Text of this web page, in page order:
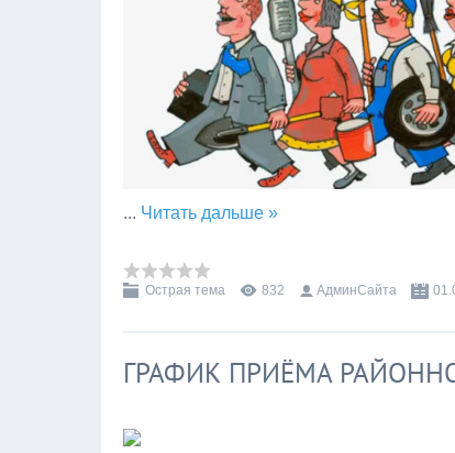
... Читать дальше »
Острая тема 832 АдминСайта
ГРАФИК ПРИЁМА